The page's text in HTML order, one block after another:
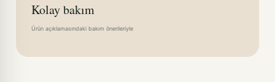
Kolay bakım
Ürün açıklamasındaki bakım önerileriyle